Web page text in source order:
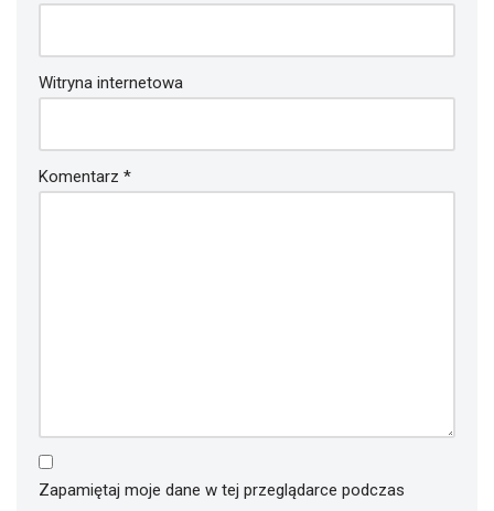
Witryna internetowa
Komentarz *
Zapamiętaj moje dane w tej przeglądarce podczas